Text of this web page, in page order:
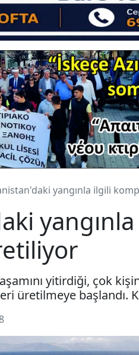
yangınla ilgili
yitirdiği, çok
üretilmeye başlandı.